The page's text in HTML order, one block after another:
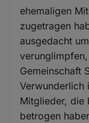
ehemaligen
zugetragen
ausgedacht
Gemeinschaft
Verwunderlich
Mitglieder, die
betrogen